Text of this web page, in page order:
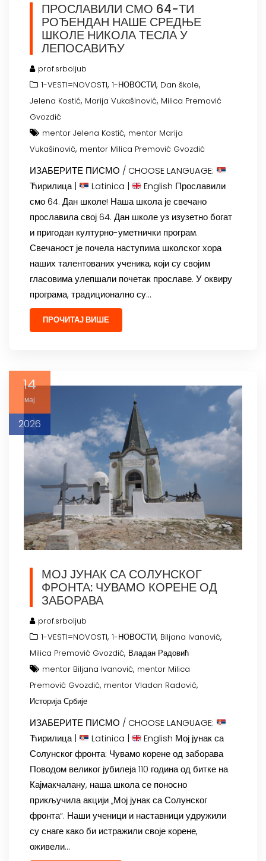
ПРОСЛАВИЛИ СМО 64-ТИ
РОЂЕНДАН НАШЕ СРЕДЊЕ
ШКОЛЕ НИКОЛА ТЕСЛА У
ЛЕПОСАВИЋУ
prof.srboljub
1-VESTI=NOVOSTI, 1-НОВОСТИ, Dan škole,
Jelena Kostić, Marija Vukašinović, Milica Premović
Gvozdić
mentor Jelena Kostić, mentor Marija
Vukašinović, mentor Milica Premović Gvozdić
ИЗАБЕРИТЕ ПИСМО / CHOOSE LANGUAGE:
Ћирилица |
Latinica |
English Прославили
смо 64. Дан школе! Наша школа је свечано
прославила свој 64. Дан школе уз изузетно богат
и пригодан културно-уметнички програм.
Свечаност је почела наступима школског хора
наших талентованих ученика, који су својим
гласовима улепшали почетак прославе. У оквиру
програма, традиционално су…
ПРОЧИТАЈ ВИШЕ
14
мај
2026
МОЈ ЈУНАК СА СОЛУНСКОГ
ФРОНТА: ЧУВАМО КОРЕНЕ ОД
ЗАБОРАВА
prof.srboljub
1-VESTI=NOVOSTI, 1-НОВОСТИ, Biljana Ivanović,
Milica Premović Gvozdić, Владан Радовић
mentor Biljana Ivanović, mentor Milica
Premović Gvozdić, mentor Vladan Radović,
Историја Србије
ИЗАБЕРИТЕ ПИСМО / CHOOSE LANGUAGE:
Ћирилица |
Latinica |
English Мој јунак са
Солунског фронта: Чувамо корене од заборава
Поводом великог јубилеја 110 година од битке на
Кајмакчалану, наша школа се поносно
прикључила акцији „Мој јунак са Солунског
фронта“. Наши ученици и наставници удружили
су снаге како би истражили своје корене,
оживели…